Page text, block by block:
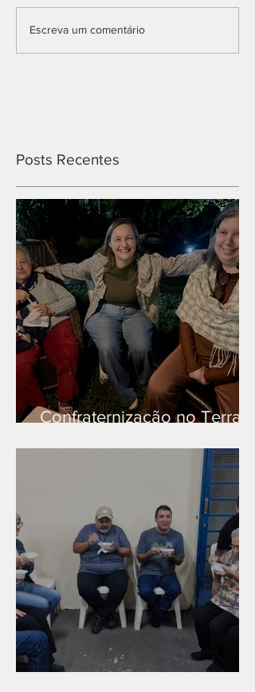
Escreva um comentário
Posts Recentes
Confraternização no Terra